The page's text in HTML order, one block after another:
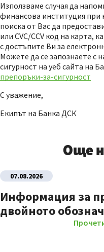
Използваме случая да
финансова институция при
поиска от Вас да
или CVC/CCV код на карта,
с достъпите Ви за
Можете да се запознаете с
сигурност на уеб сайта на
препоръки-за-сигурност
С уважение,
Екипът на Банка ДСК
Още
07.08.2026
Информация за
двойното